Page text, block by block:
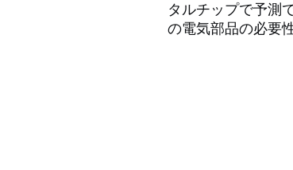
タルチップで予測
の電気部品の必要